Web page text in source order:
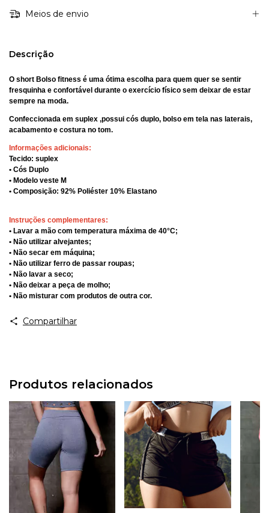
Meios de envio
Descrição
O short Bolso fitness é uma ótima escolha para quem quer se sentir
fresquinha e confortável durante o exercício físico sem deixar de estar
sempre na moda.
Confeccionada em suplex ,possui cós duplo, bolso em tela nas laterais,
acabamento e costura no tom.
Informações adicionais:
Tecido: suplex
• Cós Duplo
• Modelo veste M
• Composição: 92% Poliéster 10% Elastano
Instruções complementares:
• Lavar a mão com temperatura máxima de 40°C;
• Não utilizar alvejantes;
• Não secar em máquina;
• Não utilizar ferro de passar roupas;
• Não lavar a seco;
• Não deixar a peça de molho;
• Não misturar com produtos de outra cor.
Compartilhar
Produtos relacionados